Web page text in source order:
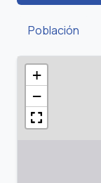
Población
+
−